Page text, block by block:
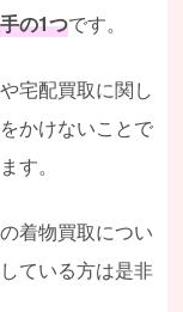
の1つです。
宅配買取に関し
かけないことで
す。
着物買取につい
ている方は是非